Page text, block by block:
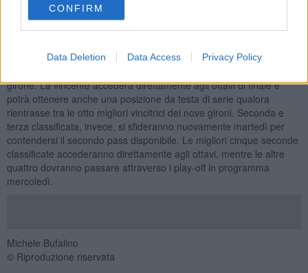
CONFIRM
Data Deletion Data Access Privacy Policy
Portsmouth lunedì mattina alle ore 10:00, mentre nel pomeriggio,
alle 17:45 italiane, sarà la volta della sfida tra Lenergy Pisa BS e
Soccer TV e raccontata in radiocronaca da Punto Radio. Le gare di
girone. La vincente accederà direttamente agli ottavi di finale e
potrà ottenere anche una posizione da testa di serie qualora
rientrasse tra le otto migliori vincitrici dei nove gironi. Seconda e
terza classificata, invece, si sfideranno nuovamente martedì per
contendersi il secondo pass disponibile. Le migliori cinque seconde
classificate accederanno direttamente agli ottavi, mentre le altre
quattro dovranno passare attraverso i play-off in programma
mercoledì.
Michele Bufalino
© Riproduzione riservata